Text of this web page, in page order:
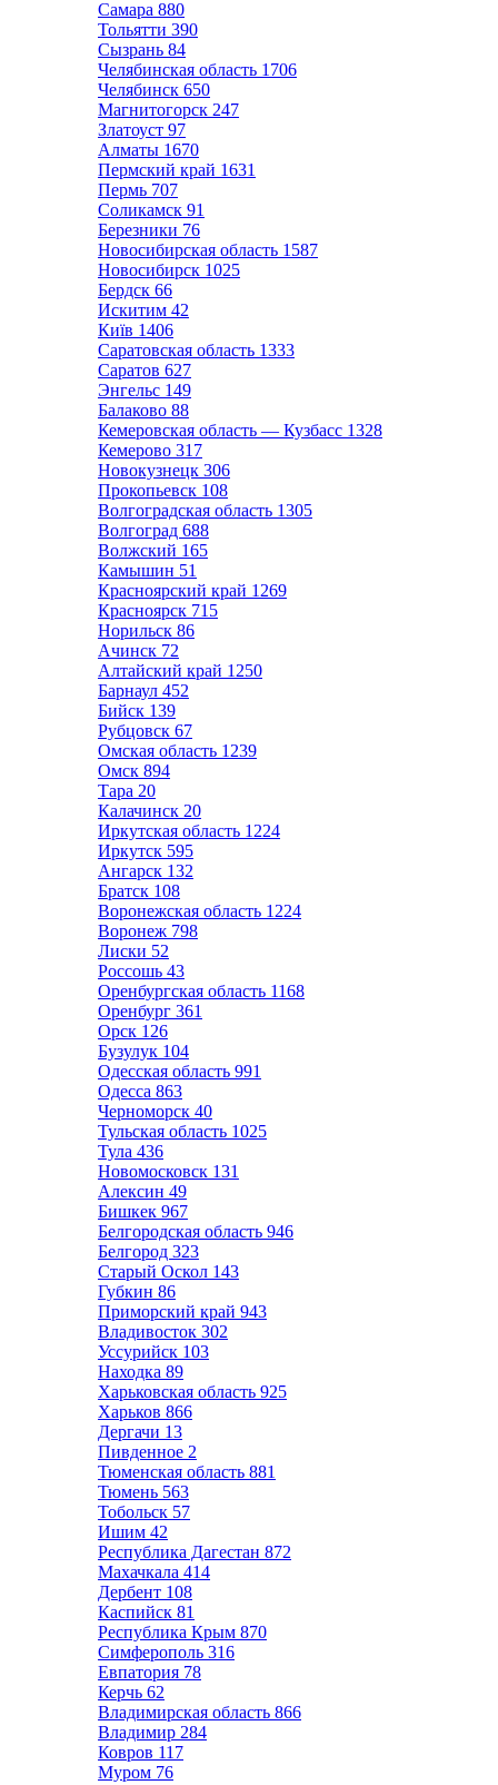
Самара 880
Тольятти 390
Сызрань 84
Челябинская область 1706
Челябинск 650
Магнитогорск 247
Златоуст 97
Алматы 1670
Пермский край 1631
Пермь 707
Соликамск 91
Березники 76
Новосибирская область 1587
Новосибирск 1025
Бердск 66
Искитим 42
Київ 1406
Саратовская область 1333
Саратов 627
Энгельс 149
Балаково 88
Кемеровская область — Кузбасс 1328
Кемерово 317
Новокузнецк 306
Прокопьевск 108
Волгоградская область 1305
Волгоград 688
Волжский 165
Камышин 51
Красноярский край 1269
Красноярск 715
Норильск 86
Ачинск 72
Алтайский край 1250
Барнаул 452
Бийск 139
Рубцовск 67
Омская область 1239
Омск 894
Тара 20
Калачинск 20
Иркутская область 1224
Иркутск 595
Ангарск 132
Братск 108
Воронежская область 1224
Воронеж 798
Лиски 52
Россошь 43
Оренбургская область 1168
Оренбург 361
Орск 126
Бузулук 104
Одесская область 991
Одесса 863
Черноморск 40
Тульская область 1025
Тула 436
Новомосковск 131
Алексин 49
Бишкек 967
Белгородская область 946
Белгород 323
Старый Оскол 143
Губкин 86
Приморский край 943
Владивосток 302
Уссурийск 103
Находка 89
Харьковская область 925
Харьков 866
Дергачи 13
Пивденное 2
Тюменская область 881
Тюмень 563
Тобольск 57
Ишим 42
Республика Дагестан 872
Махачкала 414
Дербент 108
Каспийск 81
Республика Крым 870
Симферополь 316
Евпатория 78
Керчь 62
Владимирская область 866
Владимир 284
Ковров 117
Муром 76